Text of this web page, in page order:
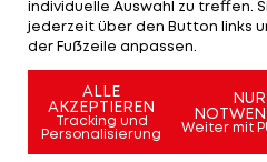
Keine Mercedes-Pole!
durchbricht die
individuelle Auswahl zu treffen.
jederzeit über den Button links
der Fußzeile anpassen.
ALLE
AKZEPTIEREN
Tracking und
Personalisierung
NUR
Weiter mit